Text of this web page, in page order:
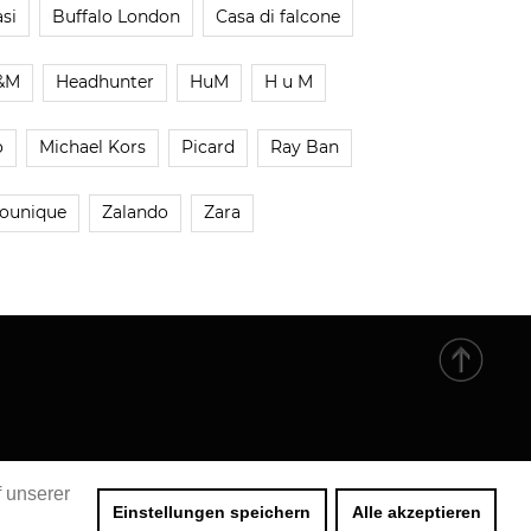
unserer
Einstellungen speichern Alle akzeptieren
Buffalo London Casa di falcone
Headhunter HuM H u M
Michael Kors Picard Ray Ban
Zalando Zara